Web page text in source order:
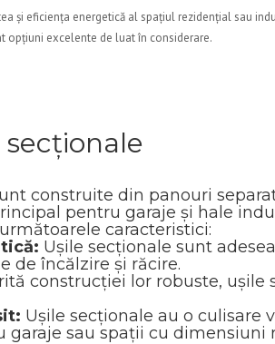
și eficiența energetică al spațiul rezidențial sau
opțiuni excelente de luat în considerare.
secționale
construite din panouri
pentru garaje și hale
caracteristici:
Ușile secționale sunt
de încălzire și răcire.
construcției lor robuste,
Ușile secționale au o culisare
garaje sau spații cu dimensiuni